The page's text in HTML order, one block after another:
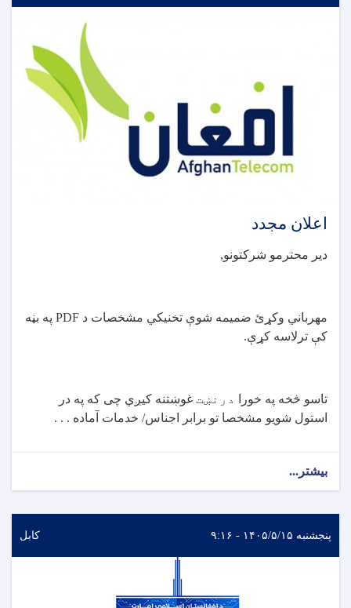
اعلان مجدد
دیر محترمو شرکتونو,
مهرباني وکړئ ضمیمه شوې تخنيکي مشخصات د PDF په بڼه
کې ترلاسه کړې.
تاسو څخه په خورا درنښت غوښتنه کیږي چی که په در
استول شویو مشخصا تو برابر اجناس/ خدمات آماده . . .
بیشتر...
پنجشنبه ۱۴۰۵/۵/۱۵ - ۹:۱۶ کابل